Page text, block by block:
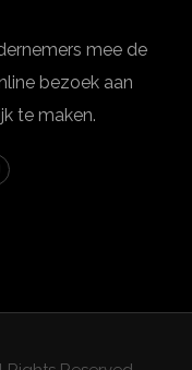
mee de
bezoek aan
te maken.